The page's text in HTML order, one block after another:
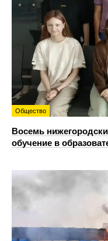
Общество
Восемь
обучение в